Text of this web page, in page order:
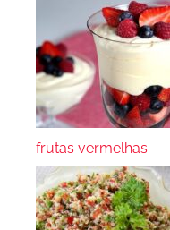
frutas vermelhas